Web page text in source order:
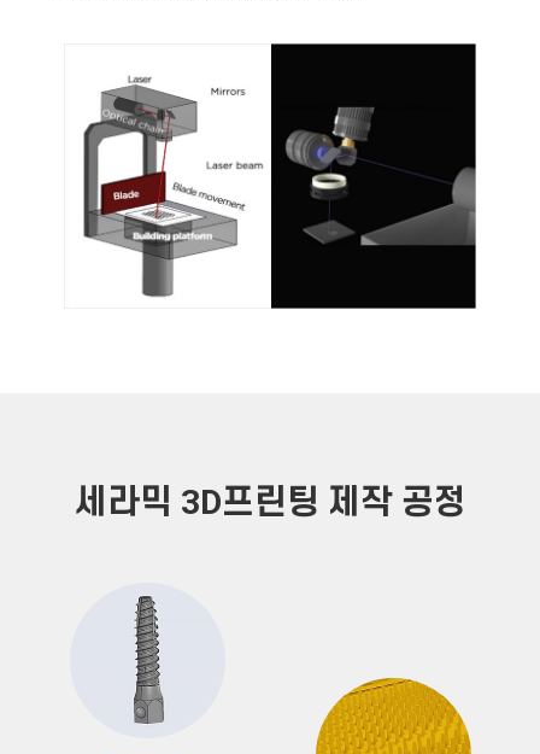
세라믹 3D프린팅 제작 공정